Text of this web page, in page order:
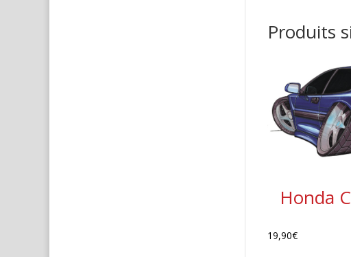
Produits
Honda
19,90€